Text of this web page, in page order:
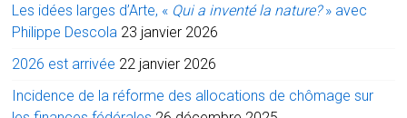
Les idées larges d’Arte, « Qui a inventé la nature?» avec
Philippe Descola 23 janvier 2026
2026 est arrivée 22 janvier 2026
Incidence de la réforme des allocations de chômage sur